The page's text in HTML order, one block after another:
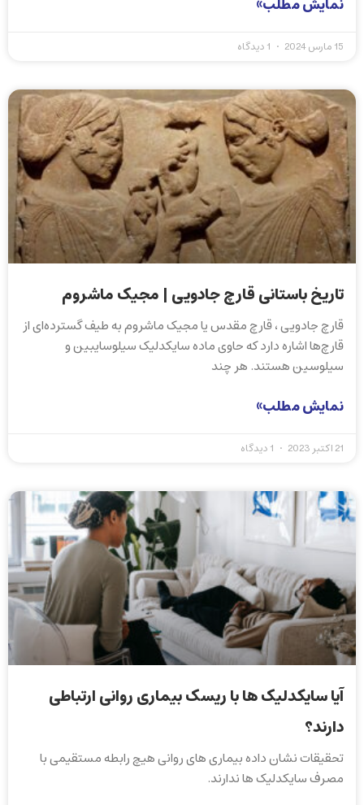
15 مارس 2024
تاریخ باستانی قارچ جادویی | مجیک ماشروم
قارچ جادویی ، قارچ مقدس یا مجیک ماشروم به طیف گسترده‌ای از
قارچ‌ها اشاره دارد که حاوی ماده سایکدلیک سیلوسایبین و
سیلوسین هستند. هر چند
نمایش مطلب»
21 اکتبر 2023
آیا سایکدلیک ها با ریسک بیماری روانی ارتباطی
دارند؟
تحقیقات نشان داده بیماری های روانی هیچ رابطه مستقیمی با
مصرف سایکدلیک ها ندارند.